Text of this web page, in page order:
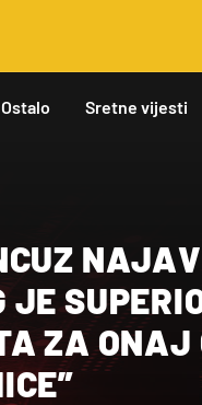
Ostalo Sretne vijesti
JE
ZA ONAJ